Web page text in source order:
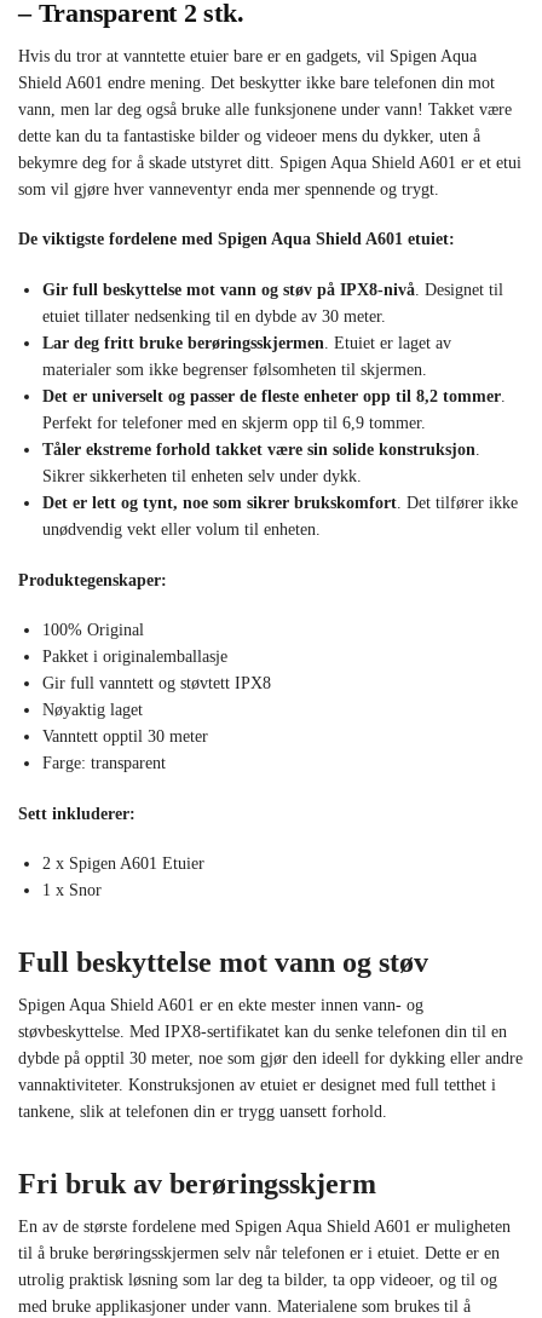
– Transparent 2 stk.
Hvis du tror at vanntette etuier bare er en gadgets, vil Spigen Aqua
Shield A601 endre mening. Det beskytter ikke bare telefonen din mot
vann, men lar deg også bruke alle funksjonene under vann! Takket være
dette kan du ta fantastiske bilder og videoer mens du dykker, uten å
bekymre deg for å skade utstyret ditt. Spigen Aqua Shield A601 er et etui
som vil gjøre hver vanneventyr enda mer spennende og trygt.
De viktigste fordelene med Spigen Aqua Shield A601 etuiet:
Gir full beskyttelse mot vann og støv på IPX8-nivå . Designet til
etuiet tillater nedsenking til en dybde av 30 meter.
Lar deg fritt bruke berøringsskjermen . Etuiet er laget av
materialer som ikke begrenser følsomheten til skjermen.
Det er universelt og passer de fleste enheter opp til 8,2 tommer
Perfekt for telefoner med en skjerm opp til 6,9 tommer.
Tåler ekstreme forhold takket være sin solide konstruksjon
Sikrer sikkerheten til enheten selv under dykk.
Det er lett og tynt, noe som sikrer brukskomfort . Det tilfører ikke
unødvendig vekt eller volum til enheten.
Produktegenskaper:
100% Original
Pakket i originalemballasje
Gir full vanntett og støvtett IPX8
Nøyaktig laget
Vanntett opptil 30 meter
Farge: transparent
Sett inkluderer:
2 x Spigen A601 Etuier
1 x Snor
Full beskyttelse mot vann og støv
Spigen Aqua Shield A601 er en ekte mester innen vann- og
støvbeskyttelse. Med IPX8-sertifikatet kan du senke telefonen din til en
dybde på opptil 30 meter, noe som gjør den ideell for dykking eller andre
vannaktiviteter. Konstruksjonen av etuiet er designet med full tetthet i
tankene, slik at telefonen din er trygg uansett forhold.
Fri bruk av berøringsskjerm
En av de største fordelene med Spigen Aqua Shield A601 er muligheten
til å bruke berøringsskjermen selv når telefonen er i etuiet. Dette er en
utrolig praktisk løsning som lar deg ta bilder, ta opp videoer, og til og
med bruke applikasjoner under vann. Materialene som brukes til å